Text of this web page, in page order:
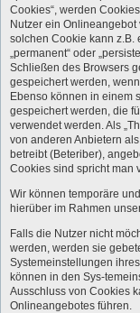
Cookies“, werden
Nutzer ein
solchen Cookie kann z.B.
„permanent“ oder
Schließen des Browsers
gespeichert werden,
Ebenso können in einem
gespeichert werden, die
verwendet werden. Als
von anderen Anbietern
betreibt (Beteriber),
Cookies sind spricht man
Wir können temporäre
hierüber im Rahmen
Falls die Nutzer nicht
werden, werden sie
Systemeinstellungen
können in den Sys-
Ausschluss von Cookies
Onlineangebotes führen.